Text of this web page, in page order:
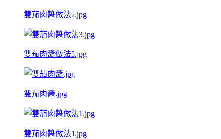
雙茄肉醬做法2.jpg
雙茄肉醬做法3.jpg
雙茄肉醬.jpg
雙茄肉醬做法1.jpg